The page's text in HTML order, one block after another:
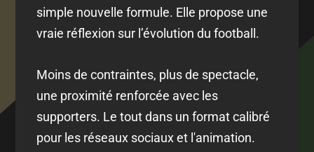
simple nouvelle formule. Elle propose une
vraie réflexion sur l’évolution du football.
Moins de contraintes, plus de spectacle,
une proximité renforcée avec les
supporters. Le tout dans un format calibré
pour les réseaux sociaux et l'animation.